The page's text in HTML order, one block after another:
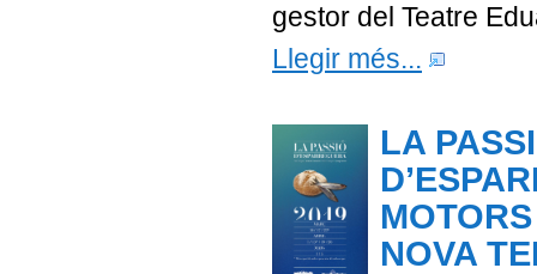
gestor del Teatre
Llegir més...
LA
NOVA